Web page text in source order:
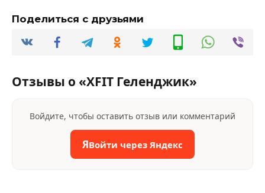
Поделиться с друзьями
Отзывы о «XFIT Геленджик»
Войдите, чтобы оставить отзыв или комментарий
ЯВойти через Яндекс